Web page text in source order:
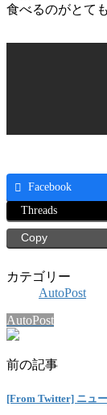
食べるのがとて
Facebook
Threads
Copy
カテゴリー
AutoPost
AutoPost
前の記事
[From Twitter] ニュ